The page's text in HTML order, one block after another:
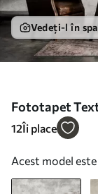
Vedeți-l în
Fototapet
fragmente de
12Îi place
Acest model